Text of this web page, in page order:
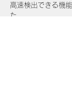
高速検出できる機
た。